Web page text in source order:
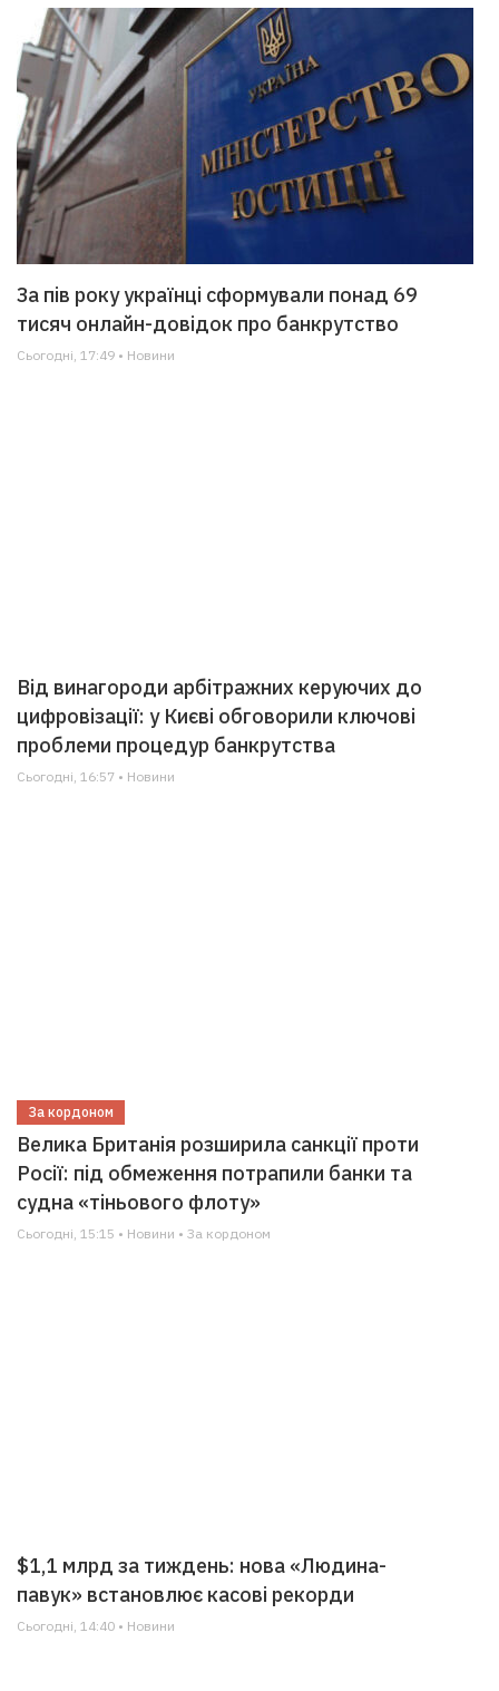
За пів року українці сформували понад 69
тисяч онлайн-довідок про банкрутство
Сьогодні, 17:49 • Новини
Від винагороди арбітражних керуючих до
цифровізації: у Києві обговорили ключові
проблеми процедур банкрутства
Сьогодні, 16:57 • Новини
За кордоном
Велика Британія розширила санкції проти
Росії: під обмеження потрапили банки та
судна «тіньового флоту»
Сьогодні, 15:15 • Новини • За кордоном
$1,1 млрд за тиждень: нова «Людина-
павук» встановлює касові рекорди
Сьогодні, 14:40 • Новини